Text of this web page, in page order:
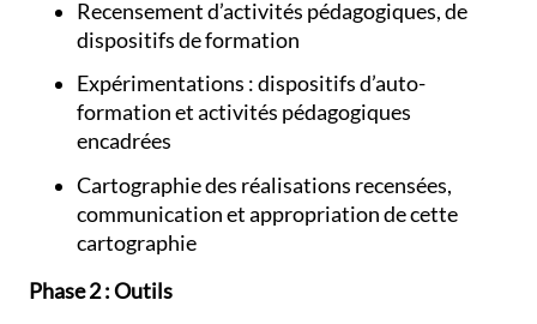
Recensement d’activités pédagogiques, de
dispositifs de formation
Expérimentations : dispositifs d’auto-
formation et activités pédagogiques
encadrées
Cartographie des réalisations recensées,
communication et appropriation de cette
cartographie
Phase 2 : Outils